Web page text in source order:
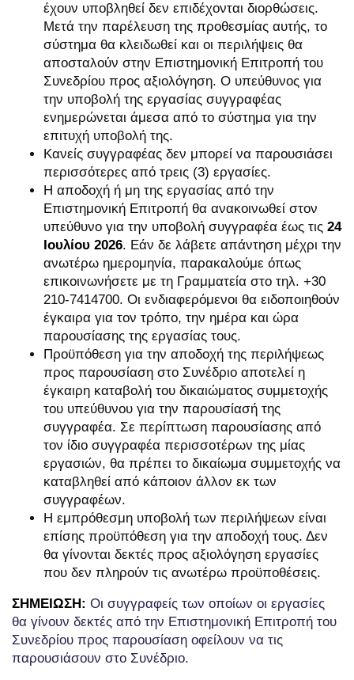
έχουν υποβληθεί δεν επιδέχονται διορθώσεις.
Μετά την παρέλευση της προθεσμίας αυτής, το
σύστημα θα κλειδωθεί και οι περιλήψεις θα
αποσταλούν στην Επιστημονική Επιτροπή του
Συνεδρίου προς αξιολόγηση. Ο υπεύθυνος για
την υποβολή της εργασίας συγγραφέας
ενημερώνεται άμεσα από το σύστημα για την
επιτυχή υποβολή της.
Κανείς συγγραφέας δεν μπορεί να παρουσιάσει
περισσότερες από τρεις (3) εργασίες.
Η αποδοχή ή μη της εργασίας από την
Επιστημονική Επιτροπή θα ανακοινωθεί στον
υπεύθυνο για την υποβολή συγγραφέα έως τις 24
Ιουλίου 2026. Εάν δε λάβετε απάντηση μέχρι την
ανωτέρω ημερομηνία, παρακαλούμε όπως
επικοινωνήσετε με τη Γραμματεία στο τηλ. +30
210-7414700. Οι ενδιαφερόμενοι θα ειδοποιηθούν
έγκαιρα για τον τρόπο, την ημέρα και ώρα
παρουσίασης της εργασίας τους.
Προϋπόθεση για την αποδοχή της περιλήψεως
προς παρουσίαση στο Συνέδριο αποτελεί η
έγκαιρη καταβολή του δικαιώματος συμμετοχής
του υπεύθυνου για την παρουσίασή της
συγγραφέα. Σε περίπτωση παρουσίασης από
τον ίδιο συγγραφέα περισσοτέρων της μίας
εργασιών, θα πρέπει το δικαίωμα συμμετοχής να
καταβληθεί από κάποιον άλλον εκ των
συγγραφέων.
Η εμπρόθεσμη υποβολή των περιλήψεων είναι
επίσης προϋπόθεση για την αποδοχή τους. Δεν
θα γίνονται δεκτές προς αξιολόγηση εργασίες
που δεν πληρούν τις ανωτέρω προϋποθέσεις.
ΣΗΜΕΙΩΣΗ: Οι συγγραφείς των οποίων οι εργασίες
θα γίνουν δεκτές από την Επιστημονική Επιτροπή του
Συνεδρίου προς παρουσίαση οφείλουν να τις
παρουσιάσουν στο Συνέδριο.